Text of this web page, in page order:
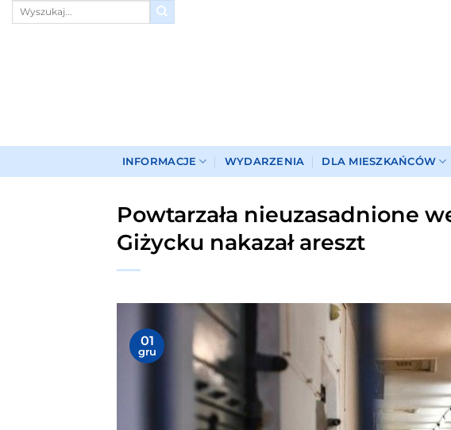
Przewiń
INFORMACJE WYDARZENIA DLA MIESZKAŃCÓW
Powtarzała nieuzasadnione
Giżycku nakazał areszt
01
gru